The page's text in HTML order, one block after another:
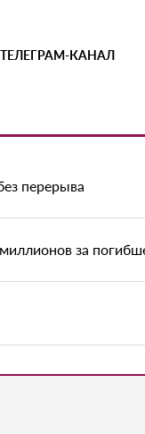
КАНАЛ
перерыва
за